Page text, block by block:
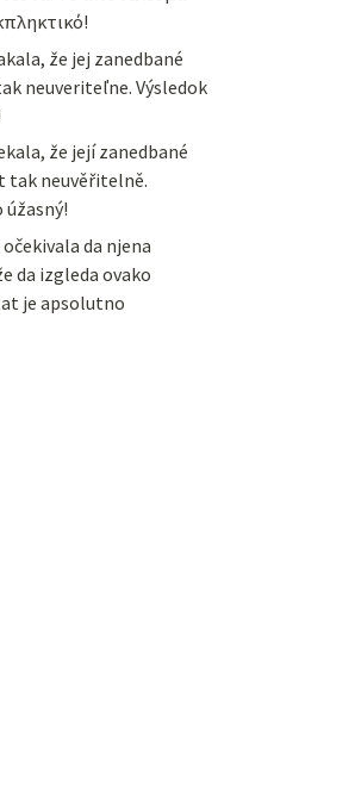
že jej zanedbané
neuveriteľne. Výsledok
že její zanedbané
tak neuvěřitelně.
úžasný!
da njena
da izgleda ovako
je apsolutno